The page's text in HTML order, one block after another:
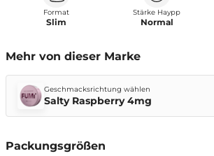
Format
Slim
Stärke Haypp
Normal
Mehr von dieser Marke
Geschmacksrichtung wählen
Salty Raspberry 4mg
Packungsgrößen